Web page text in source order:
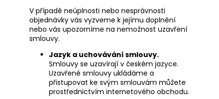
V případě neúplnosti nebo nesprávnosti
objednávky vás vyzveme k jejímu doplnění
nebo vás upozorníme na nemožnost uzavření
smlouvy.
Jazyk a uchovávání smlouvy.
Smlouvy se uzavírají v českém jazyce.
Uzavřené smlouvy ukládáme a
přistupovat ke svým smlouvám můžete
prostřednictvím internetového obchodu.